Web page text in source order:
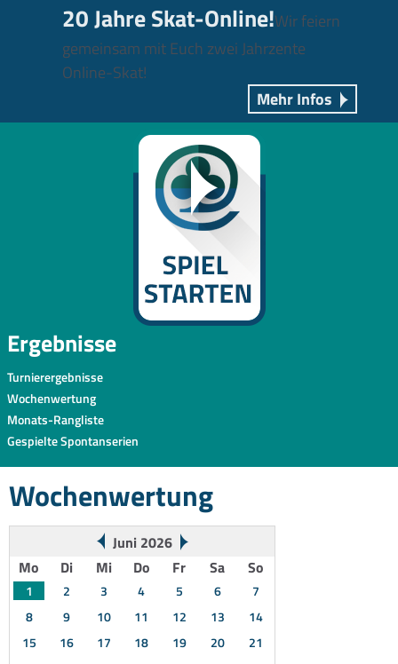
20 Jahre Skat-Online!Wir feiern
gemeinsam mit Euch zwei Jahrzente
Online-Skat!
Mehr Infos
Ergebnisse
Turnierergebnisse
Wochenwertung
Monats-Rangliste
Gespielte Spontanserien
Wochenwertung
Juni 2026
Mo
Di Mi Do Fr Sa So
1 2 3 4 5 6
7
8
9 10 11 12 13
14
15
16 17 18 19 20
21